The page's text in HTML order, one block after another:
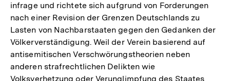
infrage und richtete sich aufgrund von Forderungen
nach einer Revision der Grenzen Deutschlands zu
Lasten von Nachbarstaaten gegen den Gedanken der
Völkerverständigung. Weil der Verein basierend auf
antisemitischen Verschwörungstheorien neben
anderen strafrechtlichen Delikten wie
Volksverhetzung oder Verunglimpfung des Staates